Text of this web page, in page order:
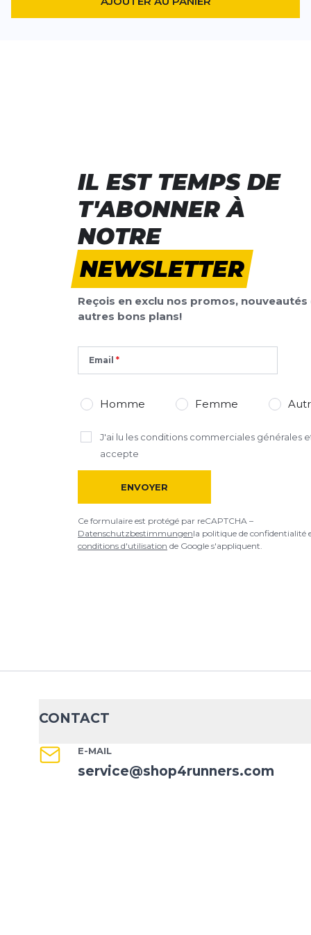
IL EST TEMPS DE
T'ABONNER À
NOTRE
NEWSLETTER
Reçois en exclu nos promos, nouveautés
autres bons plans!
Email
Homme Femme
J'ai lu les conditions commerciales générales
accepte
ENVOYER
Ce formulaire est protégé par reCAPTCHA –
Datenschutzbestimmungenla politique de confidentialité
conditions d'utilisation de Google s'appliquent.
CONTACT
E-MAIL
service@shop4runners.com